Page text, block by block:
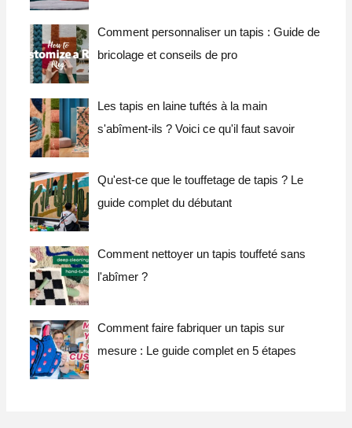
Comment personnaliser un tapis : Guide de
bricolage et conseils de pro
Les tapis en laine tuftés à la main
s'abîment-ils ? Voici ce qu'il faut savoir
Qu'est-ce que le touffetage de tapis ? Le
guide complet du débutant
Comment nettoyer un tapis touffeté sans
l'abîmer ?
Comment faire fabriquer un tapis sur
mesure : Le guide complet en 5 étapes